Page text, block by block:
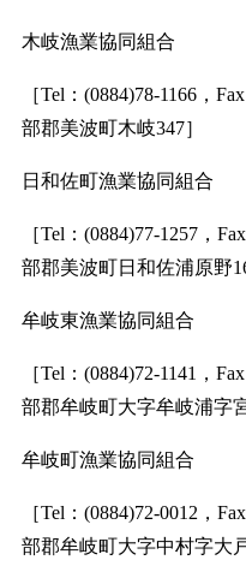
木岐漁業協同組合
［Tel：(0884)78-1166，
部郡美波町木岐347］
日和佐町漁業協同組合
［Tel：(0884)77-1257，
部郡美波町日和佐浦原野
牟岐東漁業協同組合
［Tel：(0884)72-1141，
部郡牟岐町大字牟岐浦字
牟岐町漁業協同組合
［Tel：(0884)72-0012，
部郡牟岐町大字中村字大戸